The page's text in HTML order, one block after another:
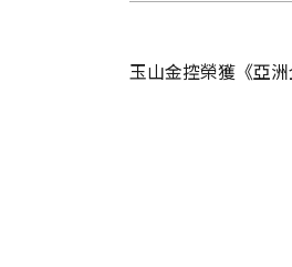
玉山金控榮獲《亞